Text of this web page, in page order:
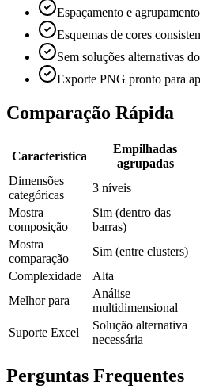
Espaçamento e
Esquemas de cores
Sem soluções alternativas
Exporte PNG pronto para
Comparação Rápida
Característica
Empilhadas
agrupadas
Dimensões
categóricas
3 níveis
Mostra
composição
Sim (dentro das
barras)
Mostra
comparação
Sim (entre clusters)
Complexidade
Alta
Melhor para
Análise
multidimensional
Suporte Excel
Solução alternativa
necessária
Perguntas Frequentes